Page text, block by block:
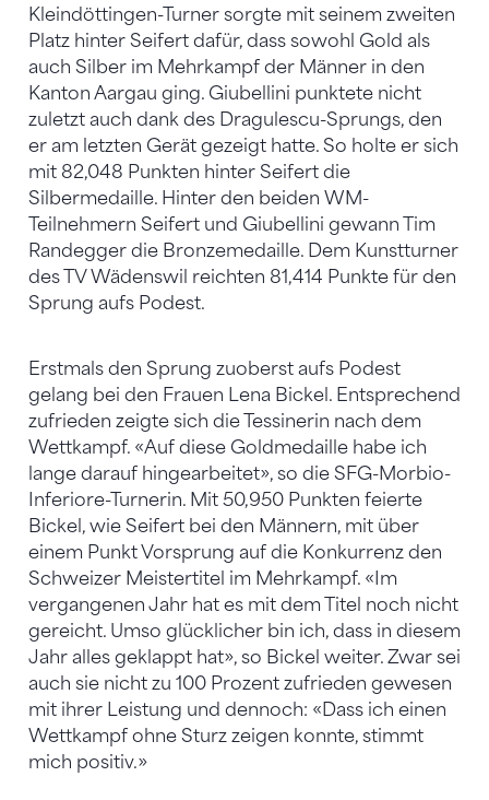
Kleindöttingen-Turner sorgte mit seinem zweiten
Platz hinter Seifert dafür, dass sowohl Gold als
auch Silber im Mehrkampf der Männer in den
Kanton Aargau ging. Giubellini punktete nicht
zuletzt auch dank des Dragulescu-Sprungs, den
er am letzten Gerät gezeigt hatte. So holte er sich
mit 82,048 Punkten hinter Seifert die
Silbermedaille. Hinter den beiden WM-
Teilnehmern Seifert und Giubellini gewann Tim
Randegger die Bronzemedaille. Dem Kunstturner
des TV Wädenswil reichten 81,414 Punkte für den
Sprung aufs Podest.
Erstmals den Sprung zuoberst aufs Podest
gelang bei den Frauen Lena Bickel. Entsprechend
zufrieden zeigte sich die Tessinerin nach dem
Wettkampf. «Auf diese Goldmedaille habe ich
lange darauf hingearbeitet», so die SFG-Morbio-
Inferiore-Turnerin. Mit 50,950 Punkten feierte
Bickel, wie Seifert bei den Männern, mit über
einem Punkt Vorsprung auf die Konkurrenz den
Schweizer Meistertitel im Mehrkampf. «Im
vergangenen Jahr hat es mit dem Titel noch nicht
gereicht. Umso glücklicher bin ich, dass in diesem
Jahr alles geklappt hat», so Bickel weiter. Zwar sei
auch sie nicht zu 100 Prozent zufrieden gewesen
mit ihrer Leistung und dennoch: «Dass ich einen
Wettkampf ohne Sturz zeigen konnte, stimmt
mich positiv.»